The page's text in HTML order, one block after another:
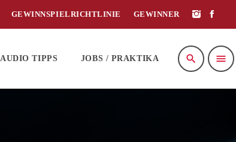
GEWINNSPIELRICHTLINIE GEWINNER
AUDIO TIPPS JOBS / PRAKTIKA search menu